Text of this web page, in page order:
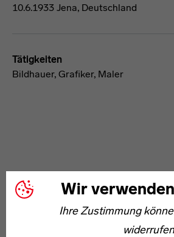
Wir
Ihre Zustimmung
10.6.1933 Jena, Deutschland
Tätigkeiten
Bildhauer, Grafiker, Maler
WEITERE ARTIKEL ZUM